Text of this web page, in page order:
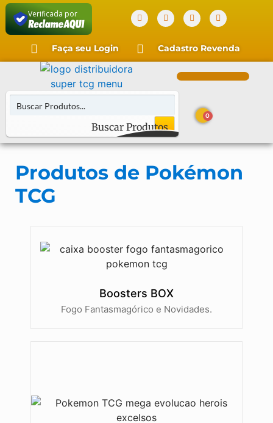
Verificada por
Faça seu Login Cadastro Revenda
Buscar Produtos
0
Produtos de Pokémon
TCG
Boosters BOX
Fogo Fantasmagórico e Novidades.